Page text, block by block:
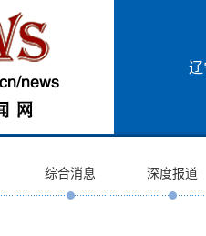
辽
综合消息 深度报道